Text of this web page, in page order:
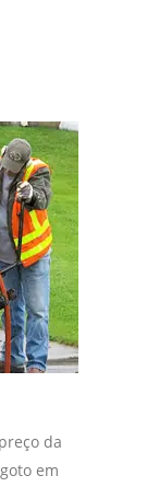
da
em